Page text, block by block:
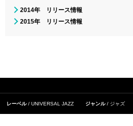
2014年 リリース情報
2015年 リリース情報
レーベル UNIVERSAL JAZZ ジャンル ジャズ